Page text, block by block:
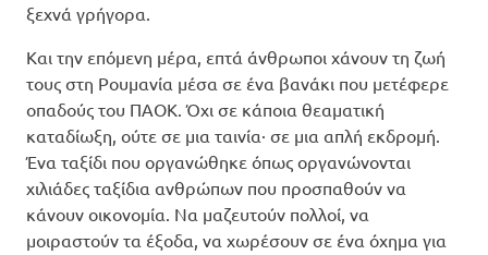
ξεχνά γρήγορα.
Και την επόμενη μέρα, επτά άνθρωποι χάνουν τη ζωή
τους στη Ρουμανία μέσα σε ένα βανάκι που μετέφερε
οπαδούς του ΠΑΟΚ. Όχι σε κάποια θεαματική
καταδίωξη, ούτε σε μια ταινία· σε μια απλή εκδρομή.
Ένα ταξίδι που οργανώθηκε όπως οργανώνονται
χιλιάδες ταξίδια ανθρώπων που προσπαθούν να
κάνουν οικονομία. Να μαζευτούν πολλοί, να
μοιραστούν τα έξοδα, να χωρέσουν σε ένα όχημα για